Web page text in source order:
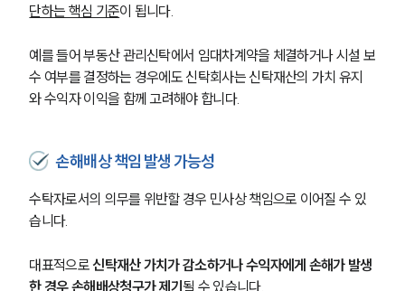
단하는 핵심 기준이 됩니다.
예를 들어 부동산 관리신탁에서 임대차계약을 체결하거나 시설 보
수 여부를 결정하는 경우에도 신탁회사는 신탁재산의 가치 유지
와 수익자 이익을 함께 고려해야 합니다.
손해배상 책임 발생 가능성
수탁자로서의 의무를 위반할 경우 민사상 책임으로 이어질 수 있
습니다.
대표적으로 신탁재산 가치가 감소하거나 수익자에게 손해가 발생
한 경우 손해배상청구가 제기될 수 있습니다.